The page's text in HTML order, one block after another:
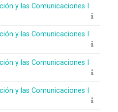
y las Comunicaciones I
y las Comunicaciones I
y las Comunicaciones I
y las Comunicaciones I